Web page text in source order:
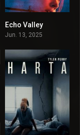
Echo Valley
Jun. 13, 2025